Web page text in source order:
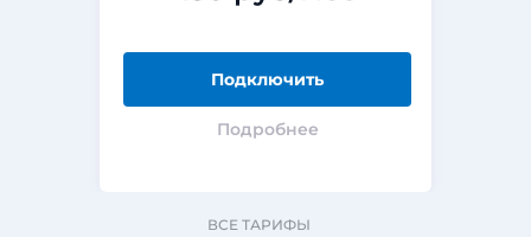
Подключить
Подробнее
ВСЕ ТАРИФЫ